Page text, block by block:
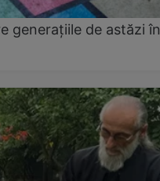
generațiile de astăzi